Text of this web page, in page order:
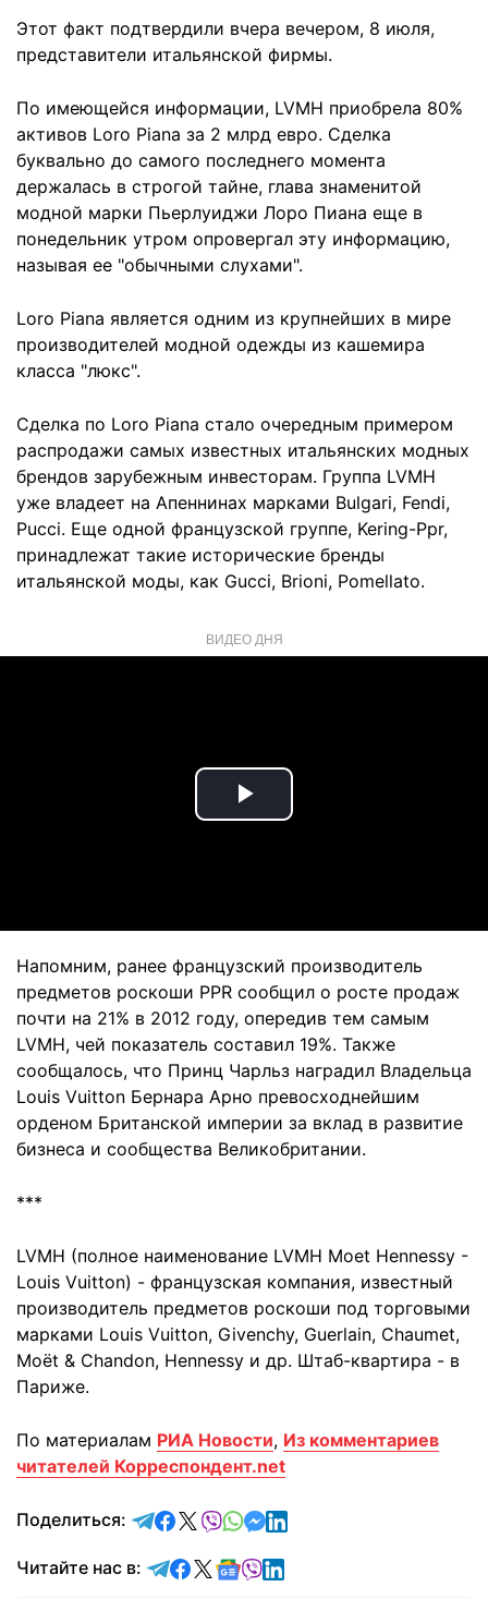
Этот факт подтвердили вчера вечером, 8 июля,
представители итальянской фирмы.
По имеющейся информации, LVMH приобрела 80%
активов Loro Piana за 2 млрд евро. Сделка
буквально до самого последнего момента
держалась в строгой тайне, глава знаменитой
модной марки Пьерлуиджи Лоро Пиана еще в
понедельник утром опровергал эту информацию,
называя ее "обычными слухами".
Loro Piana является одним из крупнейших в мире
производителей модной одежды из кашемира
класса "люкс".
Сделка по Loro Piana стало очередным примером
распродажи самых известных итальянских модных
брендов зарубежным инвесторам. Группа LVMH
уже владеет на Апеннинах марками Bulgari, Fendi,
Pucci. Еще одной французской группе, Kering-Ppr,
принадлежат такие исторические бренды
итальянской моды, как Gucci, Brioni, Pomellato.
ВИДЕО ДНЯ
Play
Напомним, ранее французский производитель
предметов роскоши PPR сообщил о росте продаж
почти на 21% в 2012 году, опередив тем самым
LVMH, чей показатель составил 19%. Также
сообщалось, что Принц Чарльз наградил Владельца
Louis Vuitton Бернара Арно превосходнейшим
орденом Британской империи за вклад в развитие
бизнеса и сообщества Великобритании.
***
LVMH (полное наименование LVMH Moet Hennessy -
Louis Vuitton) - французская компания, известный
производитель предметов роскоши под торговыми
марками Louis Vuitton, Givenchy, Guerlain, Chaumet,
Moët & Chandon, Hennessy и др. Штаб-квартира - в
Париже.
По материалам РИА Новости, Из комментариев
читателей Корреспондент.net
Поделиться: отправить в Telegram
поделиться в Facebook
поделиться в X
отправить в Viber
отправить в Whatsapp
отправить в Messenger
отправить в LinkedIn
Читайте нас в: Читайте в Telegram
Читайте в Facebook
Читайте в X
Читайте в Google news
Читайте в Viber
Читайте в LinkedIn